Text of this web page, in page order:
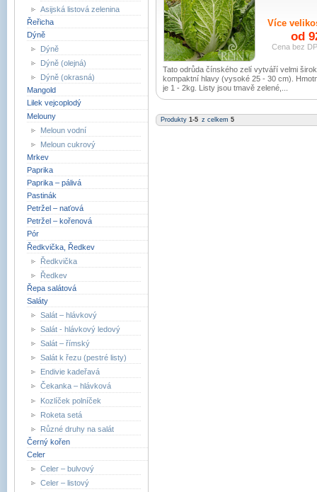
Asijská listová zelenina
Řeřicha
Dýně
Dýně
Dýně (olejná)
Dýně (okrasná)
Mangold
Lilek vejcoplodý
Melouny
Meloun vodní
Meloun cukrový
Mrkev
Paprika
Paprika – pálivá
Pastinák
Petržel – naťová
Petržel – kořenová
Pór
Ředkvička, Ředkev
Ředkvička
Ředkev
Řepa salátová
Saláty
Salát – hlávkový
Salát - hlávkový ledový
Salát – římský
Salát k řezu (pestré listy)
Endivie kadeřavá
Čekanka – hlávková
Kozlíček polníček
Roketa setá
Různé druhy na salát
Černý kořen
Celer
Celer – bulvový
Celer – listový
Tato odrůda čínského zelí vytváří velmi
kompaktní hlavy (vysoké 25 - 30 cm).
je 1 - 2kg. Listy jsou tmavě zelené,...
Více
od
Cena bez
Produkty 1-5 z celkem 5